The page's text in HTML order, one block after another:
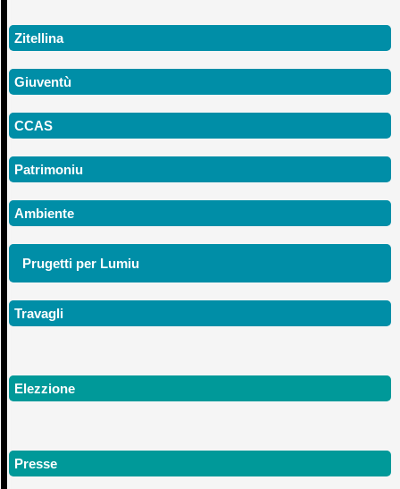
Zitellina
Giuventù
CCAS
Patrimoniu
Ambiente
Prugetti per Lumiu
Travagli
Elezzione
Presse